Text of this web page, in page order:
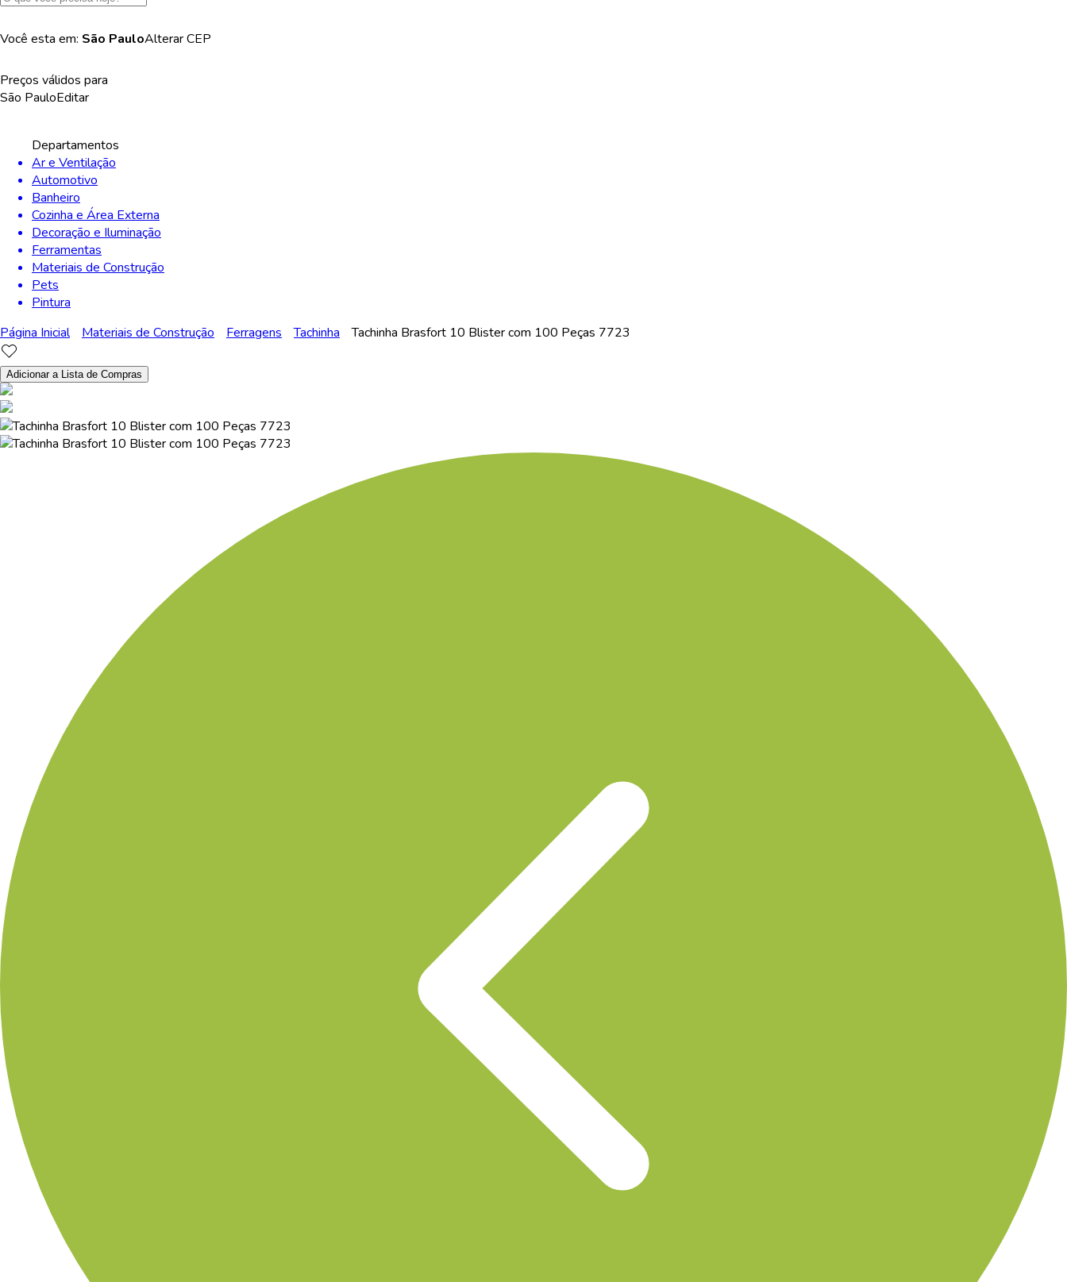
Você esta em: São PauloAlterarCEP
Preços válidos para
São PauloEditar
Departamentos
Ar e Ventilação
Automotivo
Banheiro
Cozinha e Área Externa
Decoração e Iluminação
Ferramentas
Materiais de Construção
Pets
Pintura
Página Inicial
Materiais de Construção Ferragens Tachinha Tachinha Brasfort 10 Blister com 100 Peças 7723
Adicionar a Lista de Compras